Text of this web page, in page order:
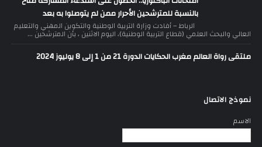
بالنسبة للمترشحين الأحرار ممن لم يتوصلوا به بعد
الرباط – أفادت وزارة التربية الوطنية والتكوين المهني والتعليم
العالي والبحث العلمي (قطاع التربية الوطنية)، اليوم الاثنين ، بأن المترشحين ...
ملتقى رواة العالم مغرب الحكايات الدورة 21 من 1 إلى 8 يوليوز 2024
نموذج الاتصال
الاسم